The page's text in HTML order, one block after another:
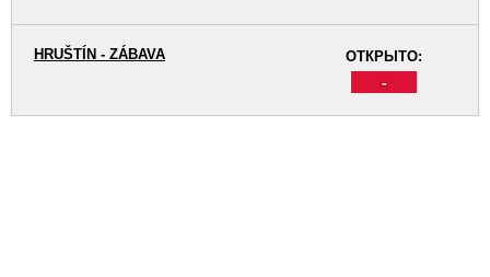
ОТКРЫТО:
-
HRUŠTÍN - ZÁBAVA